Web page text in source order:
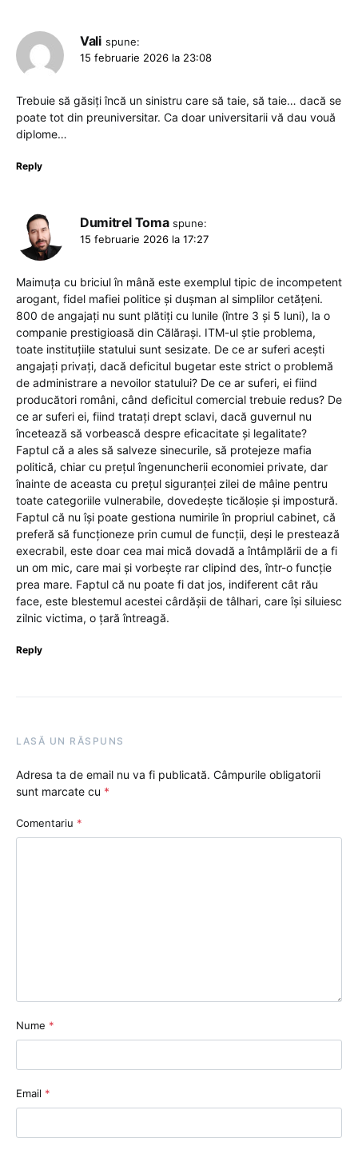
Vali spune:
15 februarie 2026 la 23:08
Trebuie să găsiți încă un sinistru care să taie, să taie… dacă se
poate tot din preuniversitar. Ca doar universitarii vă dau vouă
diplome…
Reply
Dumitrel Toma spune:
15 februarie 2026 la 17:27
Maimuța cu briciul în mână este exemplul tipic de incompetent
arogant, fidel mafiei politice și dușman al simplilor cetățeni.
800 de angajați nu sunt plătiți cu lunile (între 3 și 5 luni), la o
companie prestigioasă din Călărași. ITM-ul știe problema,
toate instituțiile statului sunt sesizate. De ce ar suferi acești
angajați privați, dacă deficitul bugetar este strict o problemă
de administrare a nevoilor statului? De ce ar suferi, ei fiind
producători români, când deficitul comercial trebuie redus? De
ce ar suferi ei, fiind tratați drept sclavi, dacă guvernul nu
încetează să vorbească despre eficacitate și legalitate?
Faptul că a ales să salveze sinecurile, să protejeze mafia
politică, chiar cu prețul îngenuncherii economiei private, dar
înainte de aceasta cu prețul siguranței zilei de mâine pentru
toate categoriile vulnerabile, dovedește ticăloșie și impostură.
Faptul că nu își poate gestiona numirile în propriul cabinet, că
preferă să funcționeze prin cumul de funcții, deși le prestează
execrabil, este doar cea mai mică dovadă a întâmplării de a fi
un om mic, care mai și vorbește rar clipind des, într-o funcție
prea mare. Faptul că nu poate fi dat jos, indiferent cât rău
face, este blestemul acestei cârdășii de tâlhari, care își siluiesc
zilnic victima, o țară întreagă.
Reply
LASĂ UN RĂSPUNS
Adresa ta de email nu va fi publicată. Câmpurile obligatorii
sunt marcate cu *
Comentariu *
Nume *
Email *